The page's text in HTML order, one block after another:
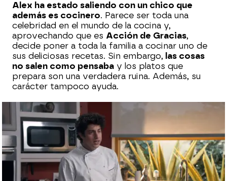
Alex ha estado saliendo con un chico que
además es cocinero. Parece ser toda una
celebridad en el mundo de la cocina y,
aprovechando que es Acción de Gracias,
decide poner a toda la familia a cocinar uno de
sus deliciosas recetas. Sin embargo, las cosas
no salen como pensaba y los platos que
prepara son una verdadera ruina. Además, su
carácter tampoco ayuda.
neox